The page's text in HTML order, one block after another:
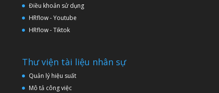
Điều khoản sử dụng
HRflow - Youtube
HRflow - Tiktok
Thư viện tài liệu nhân sự
Quản lý hiệu suất
Mô tả công việc